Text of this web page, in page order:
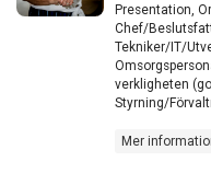
Presentation,
Chef/
Tekniker/IT/
verkligheten
Styrning/
Mer